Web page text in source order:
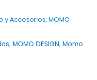
, MOMO DESIGN, Momo
y Accesorios,MOMO